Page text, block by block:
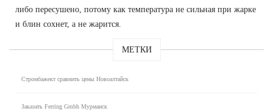
либо пересушено, потому как температура не сильная при жарке
и блин сохнет, а не жарится.
МЕТКИ
Стромбажект сравнить цены Новоалтайск
Заказать Ferring Gmbh Мурманск